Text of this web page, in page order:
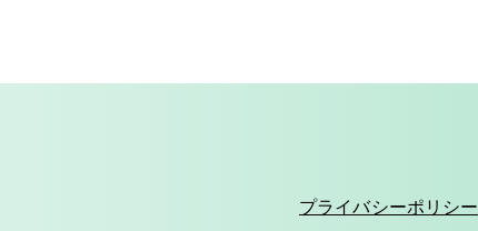
プライバシーポリシー